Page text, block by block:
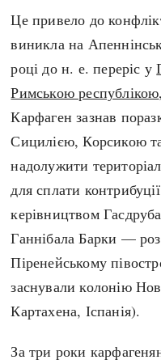
А(нта)рктика
Європа
Це привело до
виникла на
році до н. е. переріс у
Римською республікою
Карфаген зазнав
Сицилією, Корсикою
надолужити
для сплати
керівництвом
Ганнібала Барки —
Піренейському
заснували колонію
Картахена, Іспанія).
За три роки